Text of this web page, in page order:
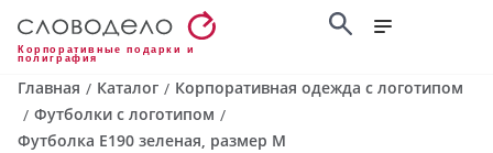
Корпоративные подарки и
полиграфия
Главная / Каталог / Корпоративная одежда с логотипом
/ Футболки с логотипом /
Футболка E190 зеленая, размер M